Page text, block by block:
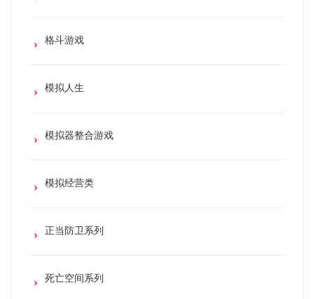
格斗游戏
模拟人生
模拟器整合游戏
模拟经营类
正当防卫系列
死亡空间系列